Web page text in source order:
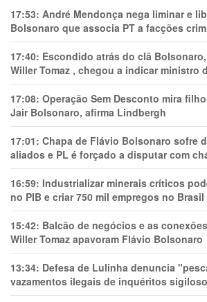
17:53: André Mendonça nega liminar e
Bolsonaro que associa PT a facções
17:40: Escondido atrás do clã
Willer Tomaz , chegou a indicar ministro
17:08: Operação Sem Desconto mira
Jair Bolsonaro, afirma Lindbergh
17:01: Chapa de Flávio Bolsonaro sofre
aliados e PL é forçado a disputar com
16:59: Industrializar minerais críticos
no PIB e criar 750 mil empregos no Brasil
15:42: Balcão de negócios e as
Willer Tomaz apavoram Flávio Bolsonaro
13:34: Defesa de Lulinha denuncia
vazamentos ilegais de inquéritos